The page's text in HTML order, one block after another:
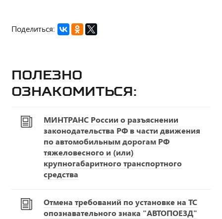
Поделиться:
Полезно
ознакомиться:
МИНТРАНС России о разъяснении
законодательства РФ в части движения
по автомобильным дорогам РФ
тяжеловесного и (или)
крупногабаритного транспортного
средства
Отмена требований по установке на ТС
опознавательного знака "АВТОПОЕЗД"